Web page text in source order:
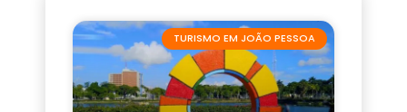
TURISMO EM JOÃO PESSOA